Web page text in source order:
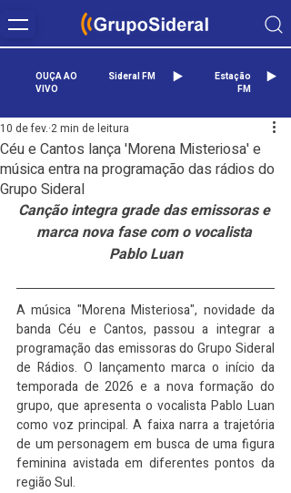
OUÇA AO
VIVO
Sideral FM
Estação
FM
Céu e Cantos lança 'Morena Misteriosa' e
música entra na programação das rádios do
Grupo Sideral
10 de fev. 2 min de leitura
Canção integra grade das emissoras e
marca nova fase com o vocalista
Pablo Luan
A música "Morena Misteriosa", novidade da
banda Céu e Cantos, passou a integrar a
programação das emissoras do Grupo Sideral
de Rádios. O lançamento marca o início da
temporada de 2026 e a nova formação do
grupo, que apresenta o vocalista Pablo Luan
como voz principal. A faixa narra a trajetória
de um personagem em busca de uma figura
feminina avistada em diferentes pontos da
região Sul.